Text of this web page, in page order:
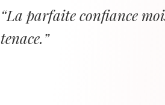
“La parfaite confiance
tenace.”